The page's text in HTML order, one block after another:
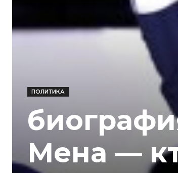
ПОЛИТИКА
Мена —